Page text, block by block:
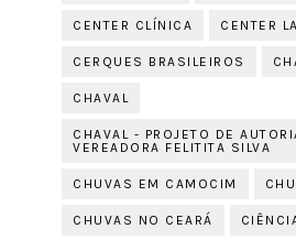
CENTER CLÍNICA CENTER
CERQUES BRASILEIROS
CHAVAL
CHAVAL - PROJETO DE
VEREADORA FELITITA SILVA
CHUVAS EM CAMOCIM
CHUVAS NO CEARÁ